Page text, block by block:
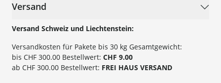
Versand
Versand Schweiz und Liechtenstein:
Versandkosten für Pakete bis 30 kg Gesamtgewicht:
bis CHF 300.00 Bestellwert: CHF 9.00
ab CHF 300.00 Bestellwert: FREI HAUS VERSAND